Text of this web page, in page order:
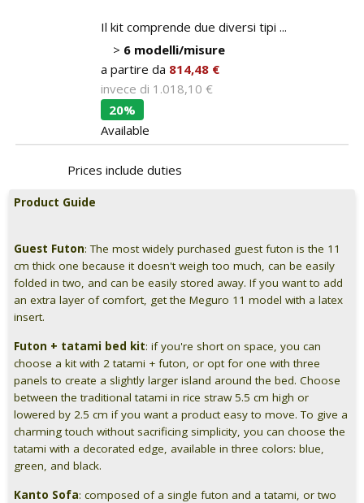
Il kit comprende due diversi tipi ...
> 6 modelli/misure
a partire da 814,48 €
invece di 1.018,10 €
20%
Available
Prices include duties
Product Guide
Guest Futon: The most widely purchased guest futon is the 11
cm thick one because it doesn't weigh too much, can be easily
folded in two, and can be easily stored away. If you want to add
an extra layer of comfort, get the Meguro 11 model with a latex
insert.
Futon + tatami bed kit: if you're short on space, you can
choose a kit with 2 tatami + futon, or opt for one with three
panels to create a slightly larger island around the bed. Choose
between the traditional tatami in rice straw 5.5 cm high or
lowered by 2.5 cm if you want a product easy to move. To give a
charming touch without sacrificing simplicity, you can choose the
tatami with a decorated edge, available in three colors: blue,
green, and black.
Kanto Sofa: composed of a single futon and a tatami, or two